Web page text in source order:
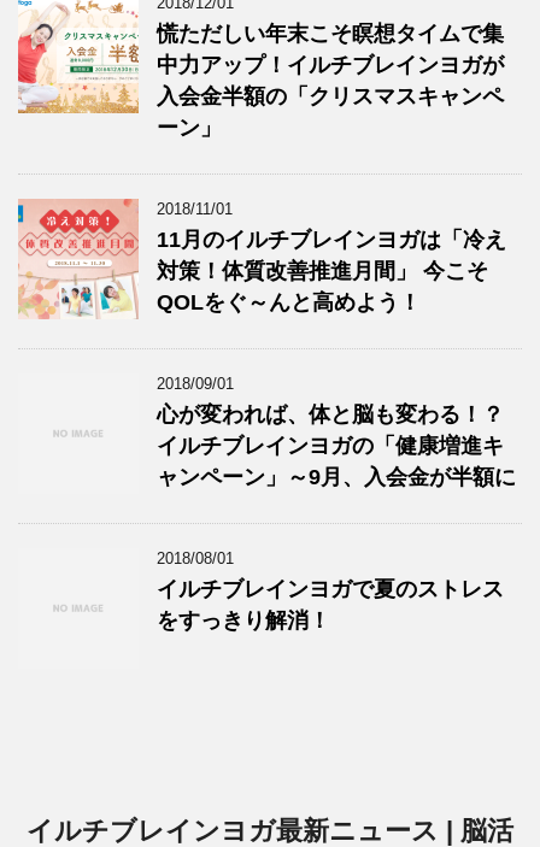
慌ただしい年末こそ瞑想タイムで集
中力アップ！イルチブレインヨガが
入会金半額の「クリスマスキャンペ
ーン」
2018/11/01
11月のイルチブレインヨガは「冷え
対策！体質改善推進月間」 今こそ
QOLをぐ～んと高めよう！
2018/09/01
心が変われば、体と脳も変わる！？
イルチブレインヨガの「健康増進キ
ャンペーン」～9月、入会金が半額に
2018/08/01
イルチブレインヨガで夏のストレス
をすっきり解消！
イルチブレインヨガ最新ニュース | 脳活